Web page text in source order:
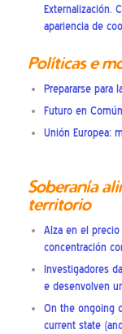
Externalización.
apariencia de
Políticas e
Prepararse para
Futuro en
Unión Europea:
Soberanía
territorio
Alza en el
concentración
Investigadores
e desenvolven
On the ongoing
current state